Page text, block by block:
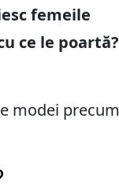
femeile
ce le poartă?
modei precum